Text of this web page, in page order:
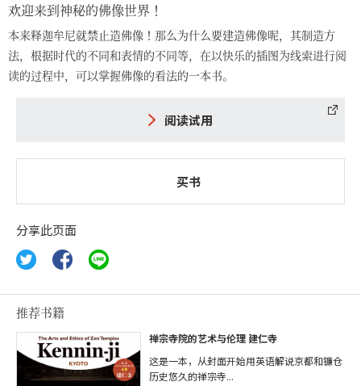
欢迎来到神秘的佛像世界！
本来释迦牟尼就禁止造佛像！那么为什么要建造佛像呢，其制造方
法，根据时代的不同和表情的不同等，在以快乐的插图为线索进行阅
读的过程中，可以掌握佛像的看法的一本书。
阅读试用
买书
分享此页面
推荐书籍
禅宗寺院的艺术与伦理 建仁寺
这是一本，从封面开始用英语解说京都和镰仓
历史悠久的禅宗寺...